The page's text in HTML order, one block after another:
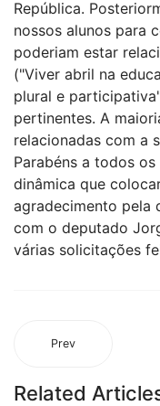
República.
nossos alunos para
poderiam estar
("Viver abril na
plural e
pertinentes. A
relacionadas com a
Parabéns a todos
dinâmica que
agradecimento pela
com o deputado
várias solicitações
Prev
Related